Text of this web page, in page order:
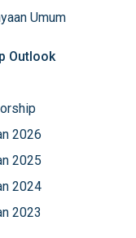
Umum
Outlook
2026
2025
2024
2023